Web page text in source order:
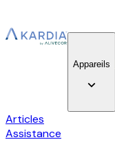
Appareils
Articles
Assistance